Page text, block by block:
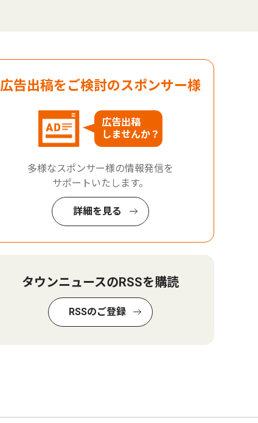
広告出稿をご検討のスポンサー様
広告出稿
しませんか？
多様なスポンサー様の情報発信を
サポートいたします。
詳細を見る
タウンニュースのRSSを購読
RSSのご登録